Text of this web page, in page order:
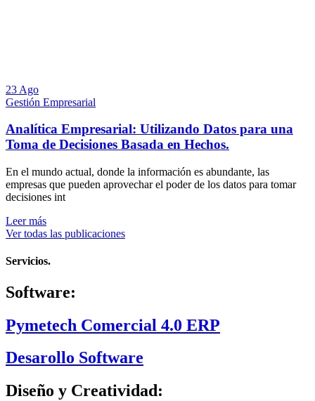
23 Ago
Gestión Empresarial
Analítica Empresarial: Utilizando Datos para una
Toma de Decisiones Basada en Hechos.
En el mundo actual, donde la información es abundante, las
empresas que pueden aprovechar el poder de los datos para tomar
decisiones int
Leer más
Ver todas las publicaciones
Servicios.
Software:
Pymetech Comercial 4.0 ERP
Desarollo Software
Diseño y Creatividad: